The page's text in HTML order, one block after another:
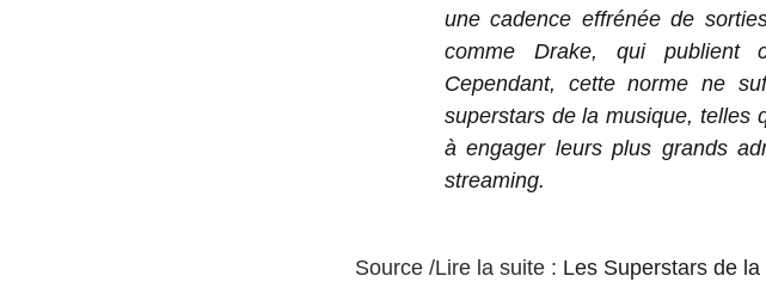
une cadence effrénée de
comme Drake, qui publient
Cependant, cette norme ne
superstars de la musique, telles
à engager leurs plus grands
streaming.
Source /Lire la suite : Les Superstars de